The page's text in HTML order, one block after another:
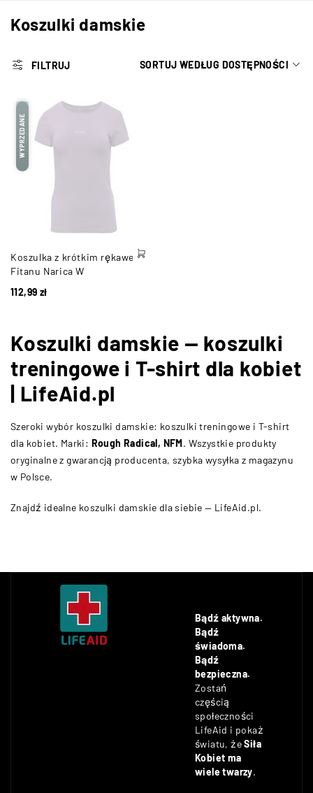
Koszulki damskie
FILTRUJ SORTUJ WEDŁUG DOSTĘPNOŚCI
WYPRZEDANE
Koszulka z krótkim rękawem
Fitanu Narica W
112,99 zł
Koszulki damskie — koszulki
treningowe i T-shirt dla kobiet
| LifeAid.pl
Szeroki wybór koszulki damskie: koszulki treningowe i T-shirt
dla kobiet. Marki: Rough Radical, NFM. Wszystkie produkty
oryginalne z gwarancją producenta, szybka wysyłka z magazynu
w Polsce.
Znajdź idealne koszulki damskie dla siebie — LifeAid.pl.
Bądź aktywna.
Bądź
świadoma.
Bądź
bezpieczna.
Zostań
częścią
społeczności
LifeAid i pokaż
światu, żeSiła
Kobiet ma
wiele twarzy.